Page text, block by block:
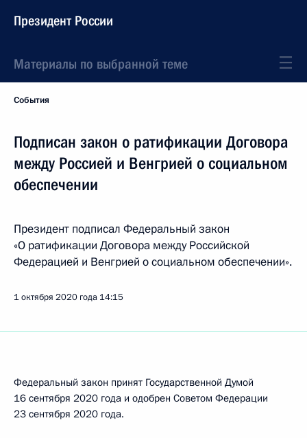
Президент России
Материалы по выбранной теме
События
Подписан закон о ратификации Договора
между Россией и Венгрией о социальном
обеспечении
Президент подписал Федеральный закон
«О ратификации Договора между Российской
Федерацией и Венгрией о социальном обеспечении».
1 октября 2020 года 14:15
Федеральный закон принят Государственной Думой
16 сентября 2020 года и одобрен Советом Федерации
23 сентября 2020 года.